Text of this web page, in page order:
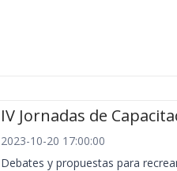
IV Jornadas de
2023-10-20 17:00:00
Debates y propuestas para